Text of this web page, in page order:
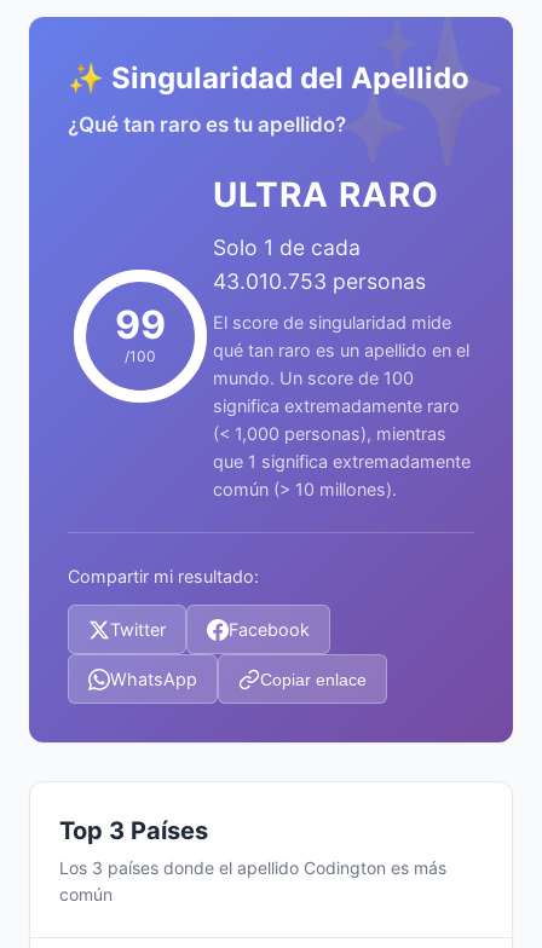
✨
✨ Singularidad del Apellido
¿Qué tan raro es tu apellido?
99
/100
ULTRA RARO
Solo 1 de cada
43.010.753 personas
El score de singularidad mide
qué tan raro es un apellido en el
mundo. Un score de 100
significa extremadamente raro
(< 1,000 personas), mientras
que 1 significa extremadamente
común (> 10 millones).
Compartir mi resultado:
Twitter Facebook
WhatsApp Copiar enlace
Top 3 Países
Los 3 países donde el apellido Codington es más
común